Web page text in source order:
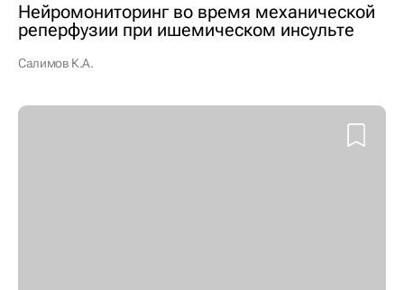
Нейромониторинг во время механической
реперфузии при ишемическом инсульте
Салимов К.А.